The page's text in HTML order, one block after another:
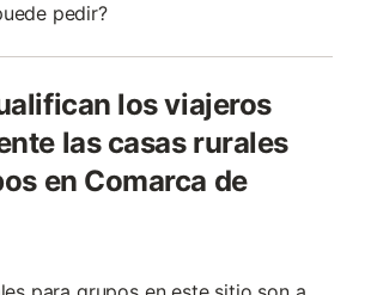
pedir?
los viajeros
las casas rurales
en Comarca de